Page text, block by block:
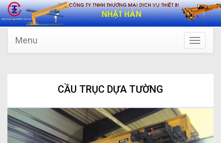
Toggle
Menu
CẦU TRỤC DỰA TƯỜNG